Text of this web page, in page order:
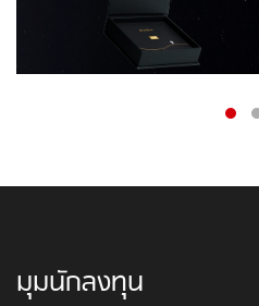
มุมนักลงทุน